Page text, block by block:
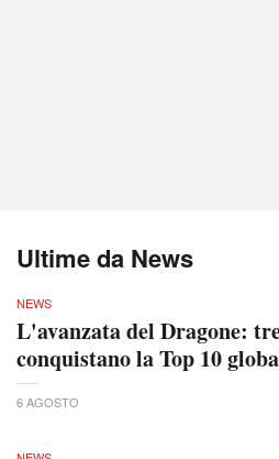
Ultime da News
NEWS
L'avanzata del Dragone:
conquistano la Top 10
6 AGOSTO